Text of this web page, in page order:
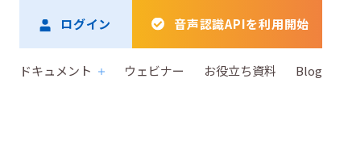
ドキュメント ウェビナー お役立ち資料 Blog
ログイン 音声認識APIを利用開始